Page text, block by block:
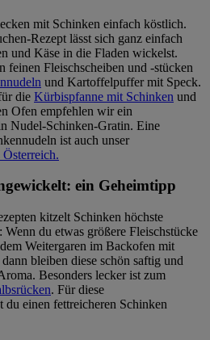
mit Schinken einfach köstlich.
Rezept lässt sich ganz einfach
und Käse in die Fladen wickelst.
feinen Fleischscheiben und -stücken
und Kartoffelpuffer mit Speck.
die Kürbispfanne mit Schinken und
Ofen empfehlen wir ein
Nudel-Schinken-Gratin. Eine
ist auch unser
ein Geheimtipp
kitzelt Schinken höchste
du etwas größere Fleischstücke
Weitergaren im Backofen mit
bleiben diese schön saftig und
Besonders lecker ist zum
. Für diese
du einen fettreicheren Schinken